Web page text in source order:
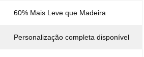
60% Mais Leve que Madeira
Personalização completa disponível